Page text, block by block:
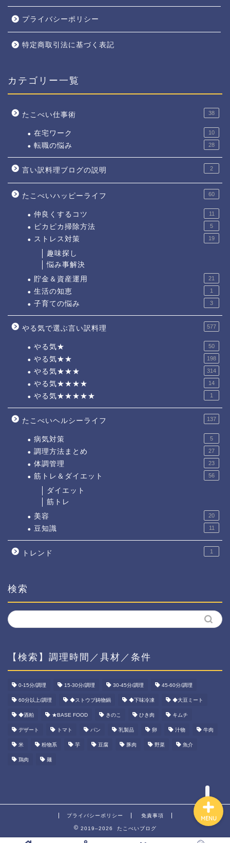
プライバシーポリシー
特定商取引法に基づく表記
カテゴリー一覧
たこべい仕事術 38
在宅ワーク 10
転職の悩み 28
言い訳料理ブログの説明 2
たこべいハッピーライフ 60
仲良くするコツ 11
ピカピカ掃除方法 5
ストレス対策 19
趣味探し
悩み事解決
貯金＆資産運用
21
生活の知恵 1
子育ての悩み 3
やる気で選ぶ言い訳料理 577
やる気★ 50
やる気★★ 198
やる気★★★ 314
やる気★★★★ 14
やる気★★★★★ 1
たこべいヘルシーライフ 137
病気対策 5
調理方法まとめ 27
体調管理 23
筋トレ＆ダイエット 56
ダイエット
筋トレ
美容
20
豆知識 11
トレンド 1
検索
【検索】調理時間／具材／条件
0-15分/調理 15-30分/調理 30-45分/調理 45-60分/調理
60分以上/調理 ◆ストウブ鋳物鍋 ◆下味冷凍 ◆大豆ミート
◆酒粕 ★BASE FOOD きのこ ひき肉 キムチ
デザート トマト パン 乳製品 卵 汁物 牛肉
米 粉物系 芋 豆腐 豚肉 野菜 魚介
鶏肉 麺
プライバシーポリシー 免責事項
2019–2026 たこべいブログ
MENU
ホーム
資産運用
ダイエット